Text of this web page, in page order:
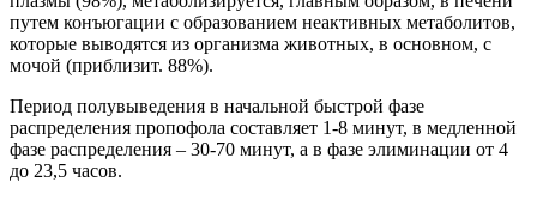
путем конъюгации с образованием неактивных метаболитов,
которые выводятся из организма животных, в основном, с
мочой (приблизит. 88%).
Период полувыведения в начальной быстрой фазе
распределения пропофола составляет 1-8 минут, в медленной
фазе распределения – 30-70 минут, а в фазе элиминации от 4
до 23,5 часов.